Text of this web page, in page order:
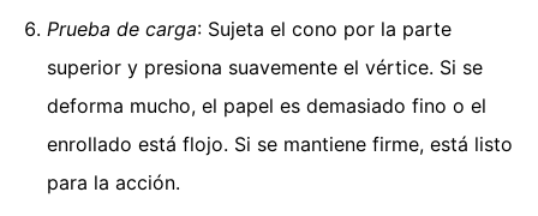
Prueba de carga: Sujeta el cono por la parte
superior y presiona suavemente el vértice. Si se
deforma mucho, el papel es demasiado fino o el
enrollado está flojo. Si se mantiene firme, está listo
para la acción.